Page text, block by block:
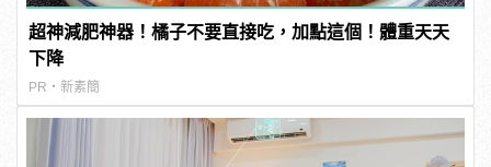
超神減肥神器！橘子不要直接吃，加點這個！體重天天
下降
PR・新素簡